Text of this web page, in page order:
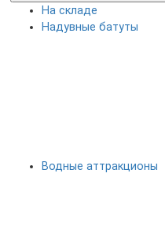
На складе
Надувные батуты
Водные аттракционы